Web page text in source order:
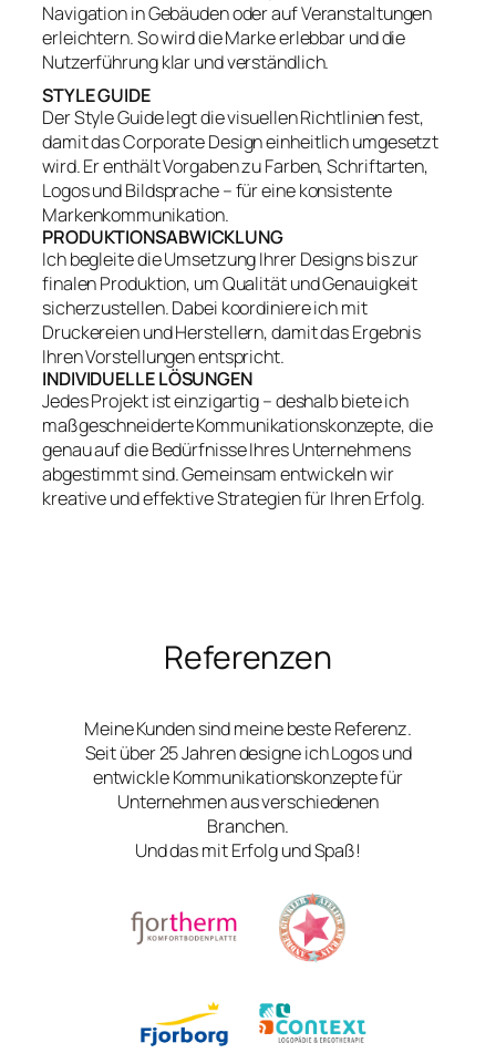
Navigation in Gebäuden oder auf Veranstaltungen
erleichtern. So wird die Marke erlebbar und die
Nutzerführung klar und verständlich.
STYLE GUIDE
Der Style Guide legt die visuellen Richtlinien fest,
damit das Corporate Design einheitlich umgesetzt
wird. Er enthält Vorgaben zu Farben, Schriftarten,
Logos und Bildsprache – für eine konsistente
Markenkommunikation.
PRODUKTIONSABWICKLUNG
Ich begleite die Umsetzung Ihrer Designs bis zur
finalen Produktion, um Qualität und Genauigkeit
sicherzustellen. Dabei koordiniere ich mit
Druckereien und Herstellern, damit das Ergebnis
Ihren Vorstellungen entspricht.
INDIVIDUELLE LÖSUNGEN
Jedes Projekt ist einzigartig – deshalb biete ich
maßgeschneiderte Kommunikationskonzepte, die
genau auf die Bedürfnisse Ihres Unternehmens
abgestimmt sind. Gemeinsam entwickeln wir
kreative und effektive Strategien für Ihren Erfolg.
Referenzen
Meine Kunden sind meine beste Referenz.
Seit über 25 Jahren designe ich Logos und
entwickle Kommunikationskonzepte für
Unternehmen aus verschiedenen
Branchen.
Und das mit Erfolg und Spaß!